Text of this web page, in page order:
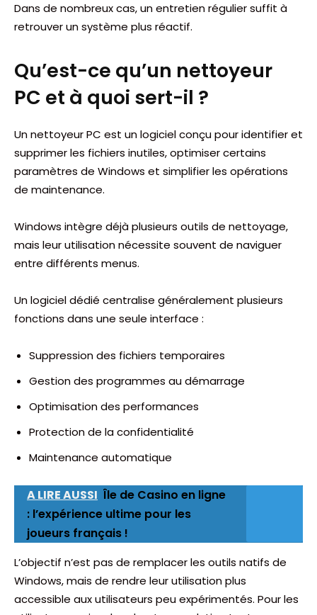
Dans de nombreux cas, un entretien régulier suffit à
retrouver un système plus réactif.
Qu’est-ce qu’un nettoyeur
PC et à quoi sert-il ?
Un nettoyeur PC est un logiciel conçu pour identifier et
supprimer les fichiers inutiles, optimiser certains
paramètres de Windows et simplifier les opérations
de maintenance.
Windows intègre déjà plusieurs outils de nettoyage,
mais leur utilisation nécessite souvent de naviguer
entre différents menus.
Un logiciel dédié centralise généralement plusieurs
fonctions dans une seule interface :
Suppression des fichiers temporaires
Gestion des programmes au démarrage
Optimisation des performances
Protection de la confidentialité
Maintenance automatique
A LIRE AUSSI Île de Casino en ligne
: l’expérience ultime pour les
joueurs français !
L’objectif n’est pas de remplacer les outils natifs de
Windows, mais de rendre leur utilisation plus
accessible aux utilisateurs peu expérimentés. Pour les